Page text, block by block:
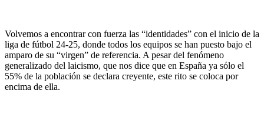
Volvemos a encontrar con fuerza las “identidades” con el inicio de la
liga de fútbol 24-25, donde todos los equipos se han puesto bajo el
amparo de su “virgen” de referencia. A pesar del fenómeno
generalizado del laicismo, que nos dice que en España ya sólo el
55% de la población se declara creyente, este rito se coloca por
encima de ella.